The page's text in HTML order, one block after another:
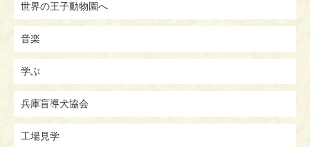
世界の王子動物園へ
音楽
学ぶ
兵庫盲導犬協会
工場見学